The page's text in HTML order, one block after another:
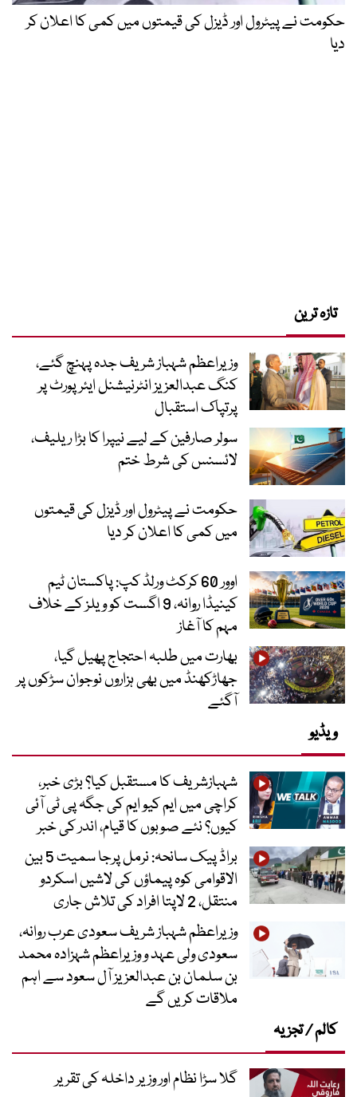
حکومت نے پیٹرول اور ڈیزل کی قیمتوں میں کمی کا اعلان کر
دیا
تازہ ترین
وزیراعظم شہباز شریف جدہ پہنچ گئے،
کنگ عبدالعزیز انٹرنیشنل ایئر پورٹ پر
پرتپاک استقبال
سولر صارفین کے لیے نیپرا کا بڑا ریلیف،
لائسنس کی شرط ختم
حکومت نے پیٹرول اور ڈیزل کی قیمتوں
میں کمی کا اعلان کر دیا
اوور 60 کرکٹ ورلڈ کپ: پاکستان ٹیم
کینیڈا روانہ، 9 اگست کو ویلز کے خلاف
مہم کا آغاز
بھارت میں طلبہ احتجاج پھیل گیا،
جھاڑکھنڈ میں بھی ہزاروں نوجوان سڑکوں پر
آگئے
ویڈیو
شہبازشریف کا مستقبل کیا؟ بڑی خبر،
کراچی میں ایم کیو ایم کی جگہ پی ٹی آئی
کیوں؟ نئے صوبوں کا قیام، اندر کی خبر
براڈ پیک سانحہ: نرمل پرجا سمیت 5 بین
الاقوامی کوہ پیماؤں کی لاشیں اسکردو
منتقل، 2 لاپتا افراد کی تلاش جاری
وزیراعظم شہباز شریف سعودی عرب روانہ،
سعودی ولی عہد و وزیراعظم شہزادہ محمد
بن سلمان بن عبدالعزیز آل سعود سے اہم
ملاقات کریں گے
کالم / تجزیہ
گلا سڑا نظام اور وزیر داخلہ کی تقریر